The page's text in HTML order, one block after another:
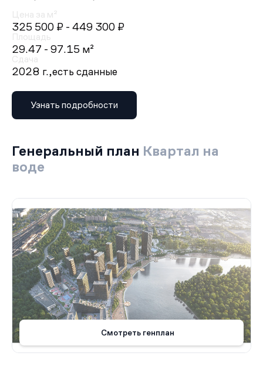
Цена за м²
325 500 ₽ - 449 300 ₽
Площадь
29.47 - 97.15 м²
Сдача
2028 г.,есть сданные
Узнать подробности
Генеральный план Квартал на
воде
Смотреть генплан